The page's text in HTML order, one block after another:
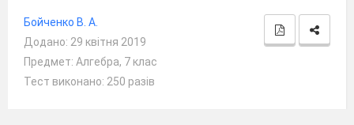
Бойченко В. А.
Додано: 29 квітня 2019
Предмет: Алгебра, 7 клас
Тест виконано: 250 разів